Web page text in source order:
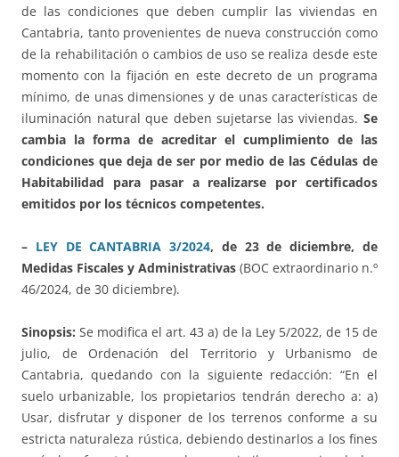
de las condiciones que deben cumplir las viviendas en
Cantabria, tanto provenientes de nueva construcción como
de la rehabilitación o cambios de uso se realiza desde este
momento con la fijación en este decreto de un programa
mínimo, de unas dimensiones y de unas características de
iluminación natural que deben sujetarse las viviendas. Se
cambia la forma de acreditar el cumplimiento de las
condiciones que deja de ser por medio de las Cédulas de
Habitabilidad para pasar a realizarse por certificados
emitidos por los técnicos competentes.
– LEY DE CANTABRIA 3/2024, de 23 de diciembre, de
Medidas Fiscales y Administrativas (BOC extraordinario n.º
46/2024, de 30 diciembre).
Sinopsis: Se modifica el art. 43 a) de la Ley 5/2022, de 15 de
julio, de Ordenación del Territorio y Urbanismo de
Cantabria, quedando con la siguiente redacción: “En el
suelo urbanizable, los propietarios tendrán derecho a: a)
Usar, disfrutar y disponer de los terrenos conforme a su
estricta naturaleza rústica, debiendo destinarlos a los fines